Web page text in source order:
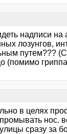
надписи на
лозунгов,
путем???
(помимо
в целях
нос.
сразу за